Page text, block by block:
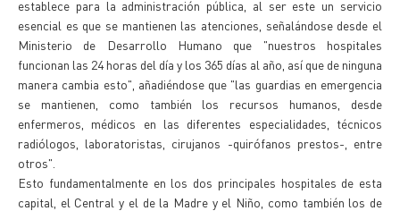
establece para la administración pública, al ser este un servicio
esencial es que se mantienen las atenciones, señalándose desde el
Ministerio de Desarrollo Humano que "nuestros hospitales
funcionan las 24 horas del día y los 365 días al año, así que de ninguna
manera cambia esto", añadiéndose que "las guardias en emergencia
se mantienen, como también los recursos humanos, desde
enfermeros, médicos en las diferentes especialidades, técnicos
radiólogos, laboratoristas, cirujanos -quirófanos prestos-, entre
otros".
Esto fundamentalmente en los dos principales hospitales de esta
capital, el Central y el de la Madre y el Niño, como también los de